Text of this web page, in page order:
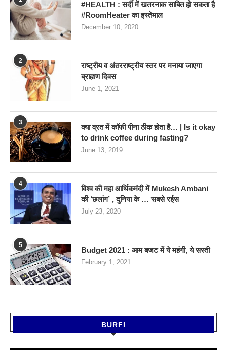
#HEALTH : सर्दी में खतरनाक साबित हो सकता है
#RoomHeater का इस्तेमाल
December 10, 2020
2
राष्ट्रीय व अंतरराष्ट्रीय स्तर पर मनाया जाएगा
ब्राह्मण दिवस
June 1, 2021
3
क्या व्रत में कॉफी पीना ठीक होता है… | Is it okay
to drink coffee during fasting?
June 13, 2019
4
विश्व की महा आर्थिकमंदी में Mukesh Ambani
की ‘छलांग’ , दुनिया के … सबसे रईस
July 23, 2020
5
Budget 2021 : आम बजट में ये महंगी, ये सस्‍ती
February 1, 2021
BURFI